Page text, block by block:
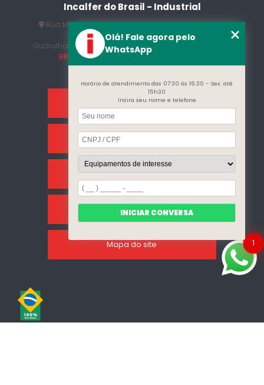
Incalfer do Brasil - Industrial
Rua Manuel Jesus Fernandes , 172 - Jardim Santo
Afonso
Guarulhos - SP - CEP: 07215-230
(11) 3296-7700
98409-5498
contato@incalfer.com.br
Home
Sobre Nós
Categorias
Clientes
Mapa do site 1
Olá! Fale agora pelo
WhatsApp
Horário de atendimento das 07:30 às 16:30 - Sex. até
15h30
Insira seu nome e telefone
INICIAR CONVERSA